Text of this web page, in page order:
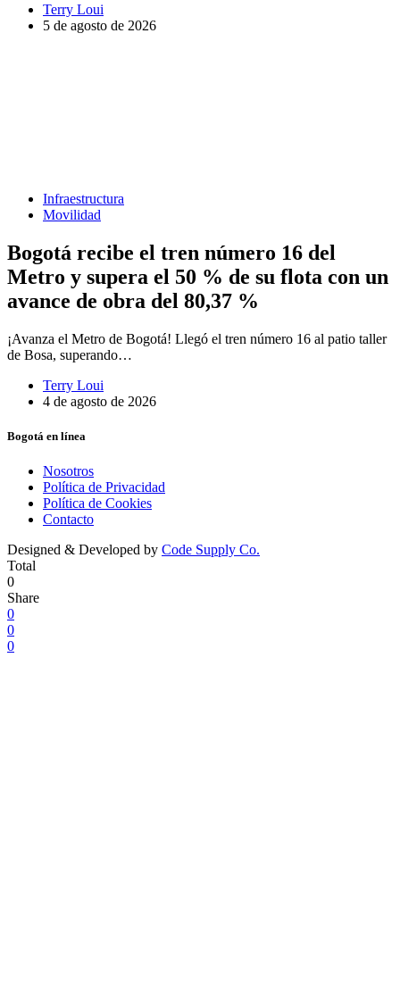
Terry Loui
5 de agosto de 2026
Infraestructura
Movilidad
Bogotá recibe el tren número 16 del
Metro y supera el 50 % de su flota con un
avance de obra del 80,37 %
¡Avanza el Metro de Bogotá! Llegó el tren número 16 al patio taller
de Bosa, superando…
Terry Loui
4 de agosto de 2026
Bogotá en línea
Nosotros
Política de Privacidad
Política de Cookies
Contacto
Designed & Developed by Code Supply Co.
Total
0
Share
0
0
0